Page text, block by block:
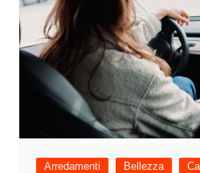
Arredamenti Bellezza